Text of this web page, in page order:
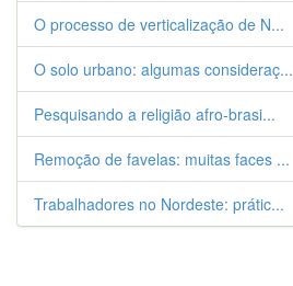
O processo de verticalização de N...
O solo urbano: algumas consideraç...
Pesquisando a religião afro-brasi...
Remoção de favelas: muitas faces ...
Trabalhadores no Nordeste: prátic...